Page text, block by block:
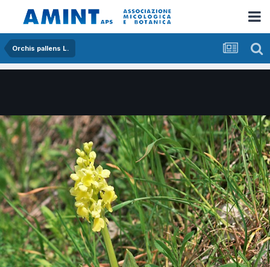
Orchis pallens L.